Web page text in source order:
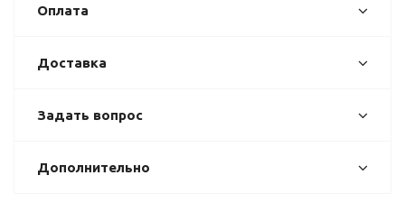
Оплата
Доставка
Задать вопрос
Дополнительно